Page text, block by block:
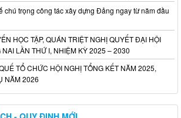
chú trọng công tác xây dựng Đảng ngay từ năm đầu
HỌC TẬP, QUÁN TRIỆT NGHỊ QUYẾT ĐẠI HỘI
LẦN THỨ I, NHIỆM KỲ 2025 – 2030
TỔ CHỨC HỘI NGHỊ TỔNG KẾT NĂM 2025,
NĂM 2026